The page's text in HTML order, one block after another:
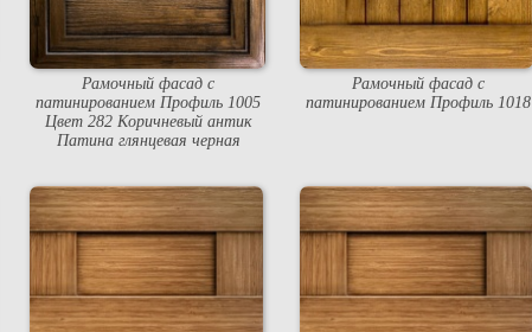
Рамочный фасад с
патинированием Профиль 1005
Цвет 282 Kоричневый антик
Патина глянцевая черная
Рамочный фасад с
патинированием Профиль 1018